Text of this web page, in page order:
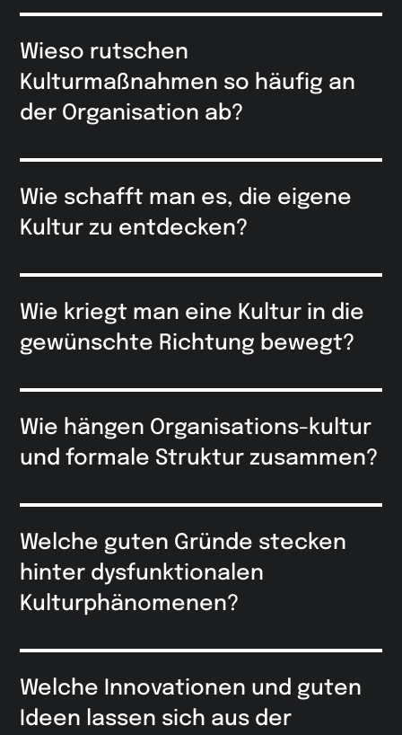
Wieso rutschen
Kulturmaßnahmen so häufig an
der Organisation ab?
Wie schafft man es, die eigene
Kultur zu entdecken?
Wie kriegt man eine Kultur in die
gewünschte Richtung bewegt?
Wie hängen Organisations-kultur
und formale Struktur zusammen?
Welche guten Gründe stecken
hinter dysfunktionalen
Kulturphänomenen?
Welche Innovationen und guten
Ideen lassen sich aus der